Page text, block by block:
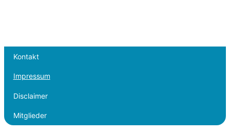
Kontakt
Impressum
Disclaimer
Mitglieder